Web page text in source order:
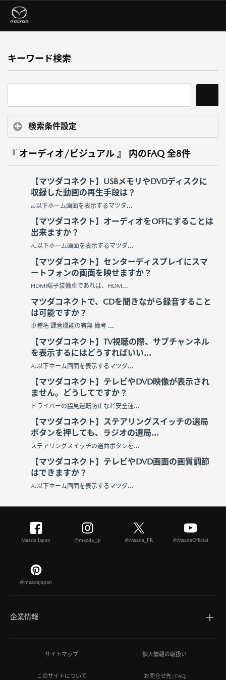
キーワード検索
検索条件設定
『 オーディオ/ビジュアル 』 内のFAQ 全8件
【マツダコネクト】USBメモリやDVDディスクに
収録した動画の再生手段は？
a.以下ホーム画面を表示するマツダ...
【マツダコネクト】オーディオをOFFにすることは
出来ますか？
A.以下ホーム画面を表示するマツダ...
【マツダコネクト】センターディスプレイにスマ
ートフォンの画面を映せますか？
HDMI端子装備車であれば、HDM...
マツダコネクトで、CDを聞きながら録音すること
は可能ですか？
車種名 録音機能の有無 備考 ...
【マツダコネクト】TV視聴の際、サブチャンネル
を表示するにはどうすればいい...
A.以下ホーム画面を表示するマツダ...
【マツダコネクト】テレビやDVD映像が表示され
ません。どうしてですか？
ドライバーの脇見運転防止など安全運...
【マツダコネクト】ステアリングスイッチの選局
ボタンを押しても、ラジオの選局...
ステアリングスイッチの選曲ボタンを...
【マツダコネクト】テレビやDVD画面の画質調節
はできますか？
A.以下ホーム画面を表示するマツダ...
Mazda Japan @mazda_jp @Mazda_PR @MazdaOfficial
@mazdajapan
企業情報
マツダについて
ひとを想う価値創造
サイトマップ 個人情報の取扱い
このサイトについて お問合せ先/FAQ